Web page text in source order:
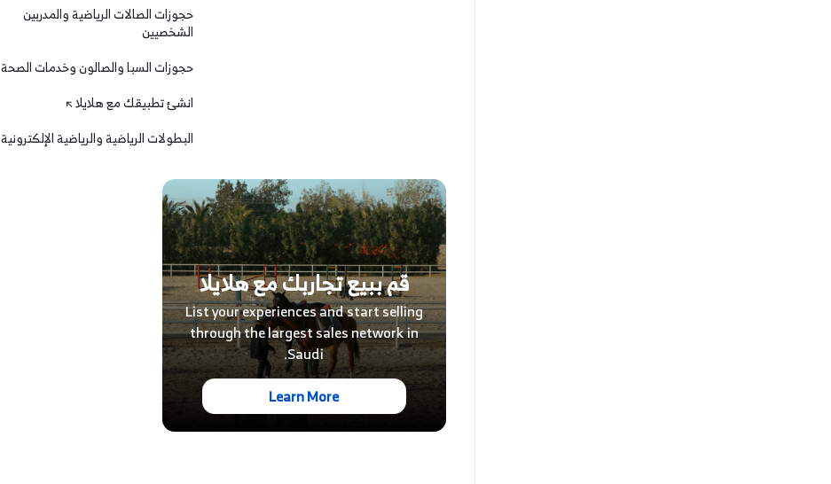
حجوزات الصالات الرياضية والمدربين
الشخصيين
حجوزات السبا والصالون وخدمات الصحة
انشئ تطبيقك مع هلايلا
البطولات الرياضية والرياضية الإلكترونية
قم ببيع تجاربك مع هلايلا
List your experiences and start selling
through the largest sales network in
Saudi.
Learn More